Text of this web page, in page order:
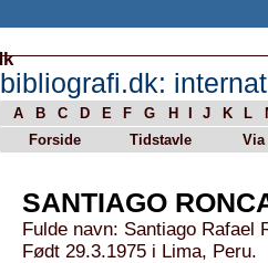
bibliografi.dk:
A B C D E F G H J K L
Forside
Tidstavle Via
SANTIAGO
Fulde navn: Santiago Rafael
Født 29.3.1975 i Lima, Peru.